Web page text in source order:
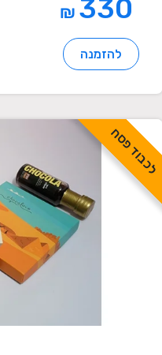
₪
להזמנה
לכבוד פסח